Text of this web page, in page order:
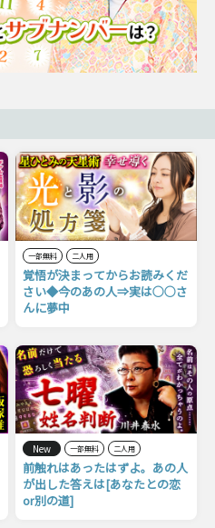
一部無料 二人用
覚悟が決まってからお読みくだ
さい◆今のあの人⇒実は○○さ
んに夢中
New 一部無料 二人用
前触れはあったはずよ。あの人
が出した答えは[あなたとの恋
or別の道]